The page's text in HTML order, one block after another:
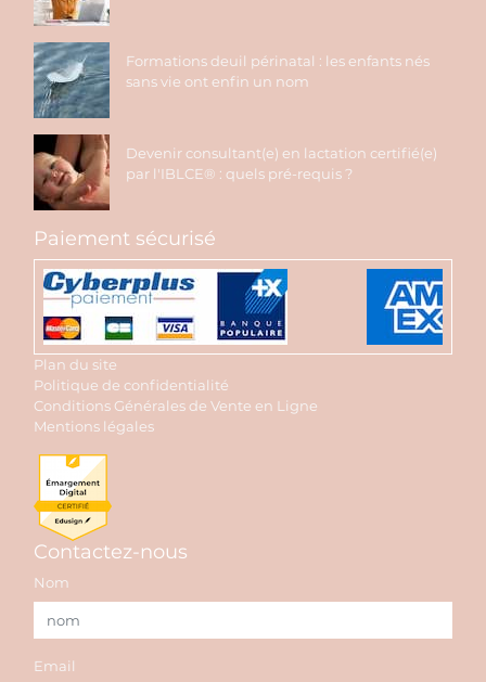
Formations deuil périnatal : les enfants nés
sans vie ont enfin un nom
Devenir consultant(e) en lactation certifié(e)
par l'IBLCE® : quels pré-requis ?
Paiement sécurisé
Plan du site
Politique de confidentialité
Conditions Générales de Vente en Ligne
Mentions légales
Contactez-nous
Nom
Email